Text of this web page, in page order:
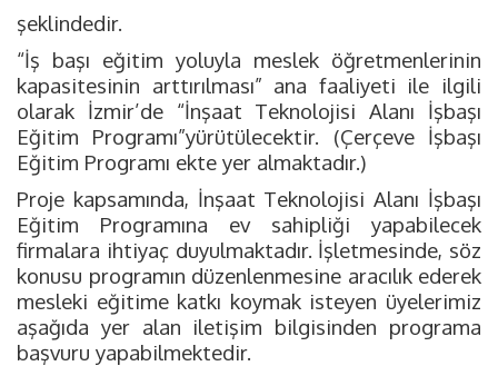
şeklindedir.
“İş başı eğitim yoluyla meslek öğretmenlerinin
kapasitesinin arttırılması” ana faaliyeti ile ilgili
olarak İzmir’de “İnşaat Teknolojisi Alanı İşbaşı
Eğitim Programı”yürütülecektir. (Çerçeve İşbaşı
Eğitim Programı ekte yer almaktadır.)
Proje kapsamında, İnşaat Teknolojisi Alanı İşbaşı
Eğitim Programına ev sahipliği yapabilecek
firmalara ihtiyaç duyulmaktadır. İşletmesinde, söz
konusu programın düzenlenmesine aracılık ederek
mesleki eğitime katkı koymak isteyen üyelerimiz
aşağıda yer alan iletişim bilgisinden programa
başvuru yapabilmektedir.